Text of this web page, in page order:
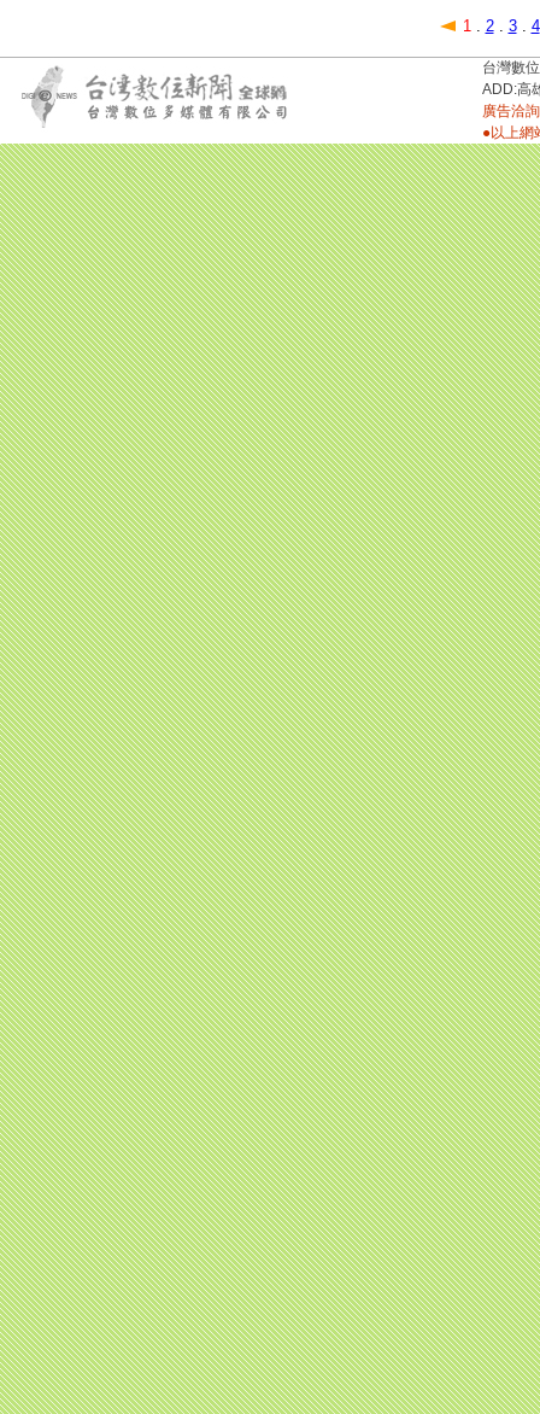
1 . 2 . 3 . 4
台灣數
ADD:高
廣告洽
●以上網